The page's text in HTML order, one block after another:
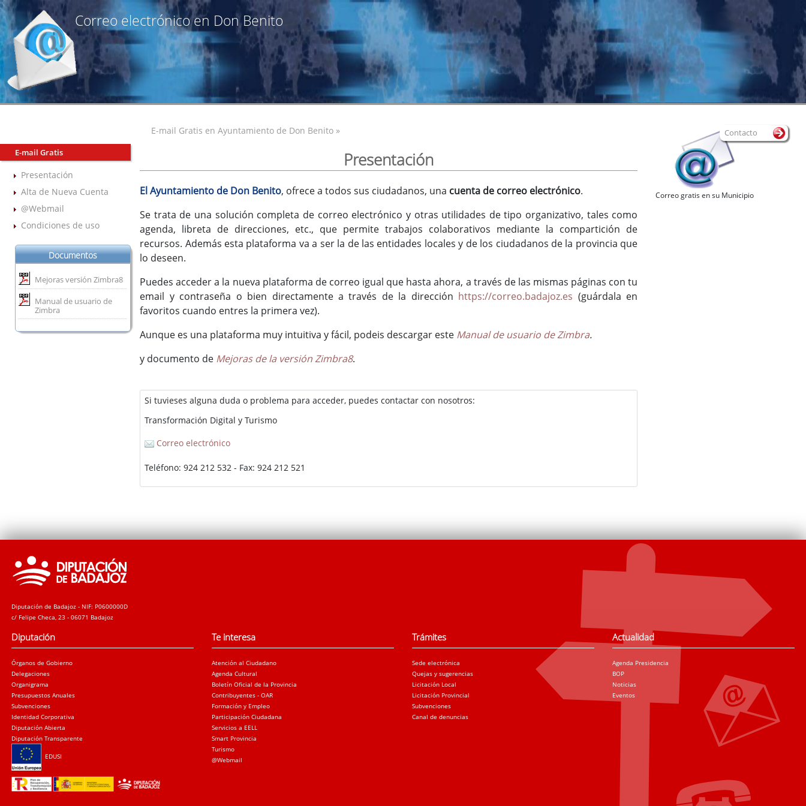
Correo electrónico en Don Benito
E-mail Gratis
Presentación
Alta de Nueva Cuenta
@Webmail
Condiciones de uso
Documentos
Mejoras versión Zimbra8
Manual de usuario de
Zimbra
E-mail Gratis en Ayuntamiento de Don Benito »
Presentación
El Ayuntamiento de Don Benito, ofrece a todos sus ciudadanos, una cuenta de correo electrónico.
Se trata de una solución completa de correo electrónico y otras utilidades de tipo organizativo, tales como
agenda, libreta de direcciones, etc., que permite trabajos colaborativos mediante la compartición de
recursos. Además esta plataforma va a ser la de las entidades locales y de los ciudadanos de la provincia que
lo deseen.
Puedes acceder a la nueva plataforma de correo igual que hasta ahora, a través de las mismas páginas con tu
email y contraseña o bien directamente a través de la dirección https://correo.badajoz.es (guárdala en
favoritos cuando entres la primera vez).
Aunque es una plataforma muy intuitiva y fácil, podeis descargar este Manual de usuario de Zimbra.
y documento de Mejoras de la versión Zimbra8.
Si tuvieses alguna duda o problema para acceder, puedes contactar con nosotros:
Transformación Digital y Turismo
Correo electrónico
Teléfono: 924 212 532 - Fax: 924 212 521
Contacto
Correo gratis en su Municipio
Diputación de Badajoz - NIF: P0600000D
c/ Felipe Checa, 23 - 06071 Badajoz
Diputación
Órganos de Gobierno
Delegaciones
Organigrama
Presupuestos Anuales
Subvenciones
Identidad Corporativa
Diputación Abierta
Diputación Transparente
EDUSI
Te interesa
Atención al Ciudadano
Agenda Cultural
Boletín Oficial de la Provincia
Contribuyentes - OAR
Formación y Empleo
Participación Ciudadana
Servicios a EELL
Smart Provincia
Turismo
@Webmail
Trámites
Sede electrónica
Quejas y sugerencias
Licitación Local
Licitación Provincial
Subvenciones
Canal de denuncias
Actualidad
Agenda Presidencia
BOP
Noticias
Eventos